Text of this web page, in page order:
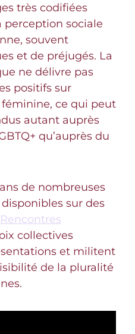
très codifiées
sociale
souvent
et de préjugés. La
ne délivre pas
positifs sur
ce qui peut
autant auprès
qu’auprès du
de nombreuses
sur des
Rencontres
collectives
et militent
de la pluralité